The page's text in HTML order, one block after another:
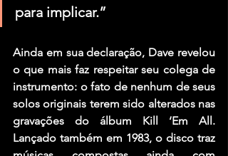
para implicar.”
Ainda em sua declaração, Dave revelou
o que mais faz respeitar seu colega de
instrumento: o fato de nenhum de seus
solos originais terem sido alterados nas
gravações do álbum Kill ‘Em All.
Lançado também em 1983, o disco traz